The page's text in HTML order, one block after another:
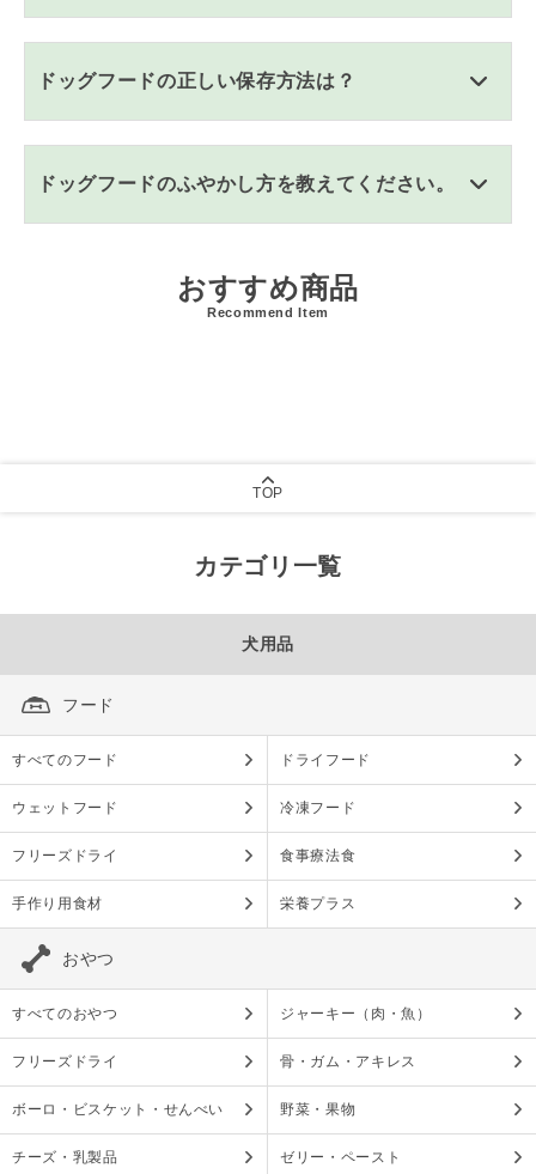
ドッグフードの正しい保存方法は？
ドッグフードのふやかし方を教えてください。
おすすめ商品
Recommend Item
TOP
カテゴリ一覧
犬用品
フード
すべてのフード ドライフード
ウェットフード 冷凍フード
フリーズドライ 食事療法食
手作り用食材 栄養プラス
おやつ
すべてのおやつ ジャーキー（肉・魚）
フリーズドライ 骨・ガム・アキレス
ボーロ・ビスケット・せんべい 野菜・果物
チーズ・乳製品 ゼリー・ペースト